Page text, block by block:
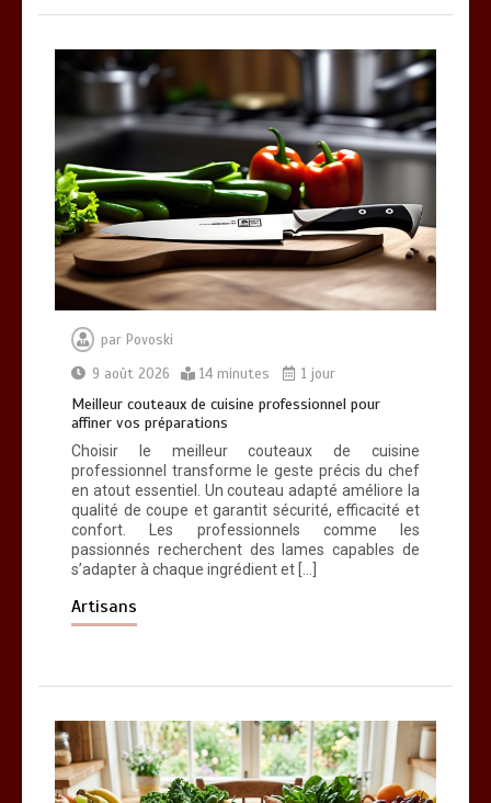
Meilleur couteaux de cuisine
professionnel pour affiner vos
préparations
14 minutes
par Povoski
9 août 2026
14 minutes 1 jour
Meilleur couteaux de cuisine professionnel pour
affiner vos préparations
Choisir le meilleur couteaux de cuisine
professionnel transforme le geste précis du chef
en atout essentiel. Un couteau adapté améliore la
qualité de coupe et garantit sécurité, efficacité et
confort. Les professionnels comme les
passionnés recherchent des lames capables de
s’adapter à chaque ingrédient et […]
Artisans